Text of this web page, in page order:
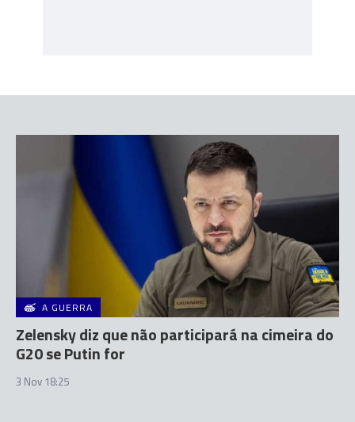
A GUERRA
Zelensky diz que não participará na cimeira do
G20 se Putin for
3 Nov 18:25